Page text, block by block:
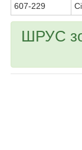
607-229
ШРУС